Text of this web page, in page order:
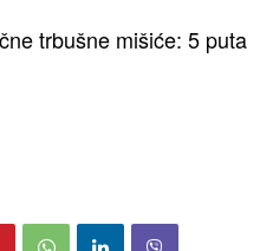
trbušne mišiće: 5 puta